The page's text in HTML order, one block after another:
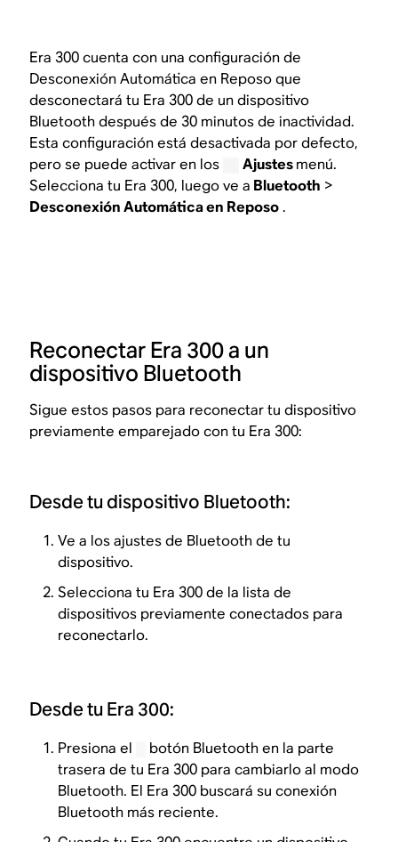
Era 300 cuenta con una configuración de
Desconexión Automática en Reposo que
desconectará tu Era 300 de un dispositivo
Bluetooth después de 30 minutos de inactividad.
Esta configuración está desactivada por defecto,
pero se puede activar en los
Ajustesmenú.
Selecciona tu Era 300, luego ve a Bluetooth >
Desconexión Automática en Reposo.
Reconectar Era 300 a un
dispositivo Bluetooth
Sigue estos pasos para reconectar tu dispositivo
previamente emparejado con tu Era 300:
Desde tu dispositivo Bluetooth:
Ve a los ajustes de Bluetooth de tu
dispositivo.
Selecciona tu Era 300 de la lista de
dispositivos previamente conectados para
reconectarlo.
Desde tu Era 300:
Presiona el
botón Bluetooth en la parte
trasera de tu Era 300 para cambiarlo al modo
Bluetooth. El Era 300 buscará su conexión
Bluetooth más reciente.